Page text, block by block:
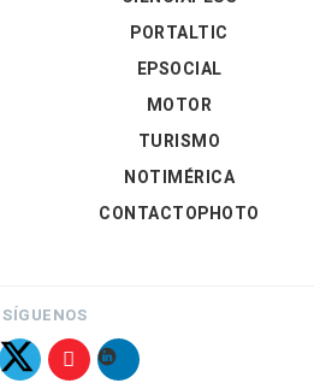
PORTALTIC
EPSOCIAL
MOTOR
TURISMO
NOTIMÉRICA
CONTACTOPHOTO
SÍGUENOS